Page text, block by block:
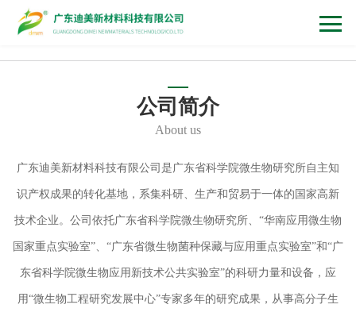
公司简介
About us
广东迪美新材料科技有限公司是广东省科学院微生物研究所自主知
识产权成果的转化基地，系集科研、生产和贸易于一体的国家高新
技术企业。公司依托广东省科学院微生物研究所、“华南应用微生物
国家重点实验室”、“广东省微生物菌种保藏与应用重点实验室”和“广
东省科学院微生物应用新技术公共实验室”的科研力量和设备，应
用“微生物工程研究发展中心”专家多年的研究成果，从事高分子生